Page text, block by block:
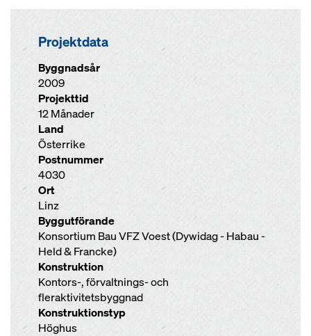
Projektdata
Byggnadsår
2009
Projekttid
12 Månader
Land
Österrike
Postnummer
4030
Ort
Linz
Byggutförande
Konsortium Bau VFZ Voest (Dywidag - Habau -
Held & Francke)
Konstruktion
Kontors-, förvaltnings- och
fleraktivitetsbyggnad
Konstruktionstyp
Höghus